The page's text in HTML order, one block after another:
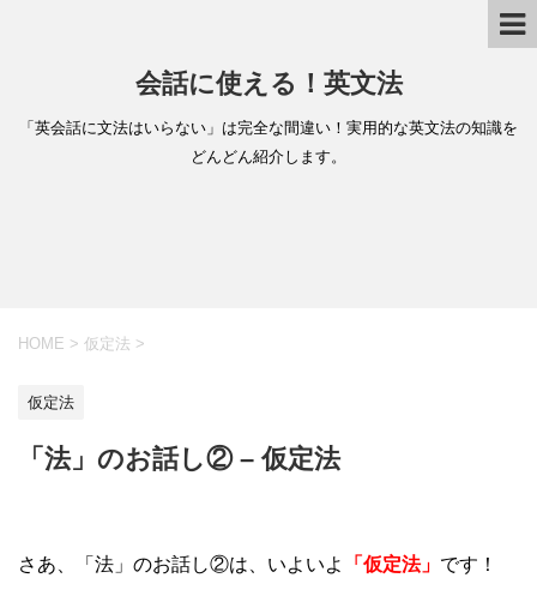
会話に使える！英文法
「英会話に文法はいらない」は完全な間違い！実用的な英文法の知識を
どんどん紹介します。
HOME > 仮定法 >
仮定法
「法」のお話し② – 仮定法
さあ、「法」のお話し②は、いよいよ 「仮定法」 です！